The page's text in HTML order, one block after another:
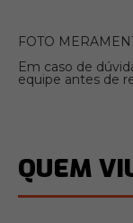
FOTO
Em caso de
equipe antes de
QUEM